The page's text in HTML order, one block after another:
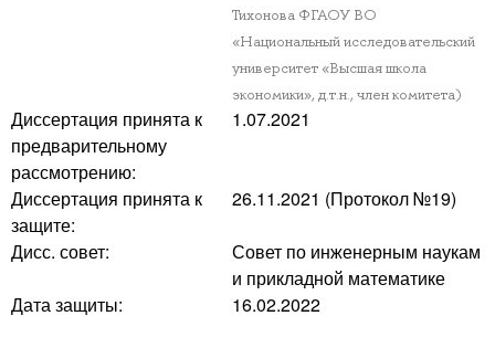
Тихонова ФГАОУ ВО
«Национальный исследовательский
университет «Высшая школа
экономики», д.т.н., член комитета)
Диссертация принята к
предварительному
рассмотрению:
1.07.2021
Диссертация принята к
защите:
26.11.2021 (Протокол №19)
Дисс. совет:
Совет по инженерным наукам
и прикладной математике
Дата защиты:
16.02.2022